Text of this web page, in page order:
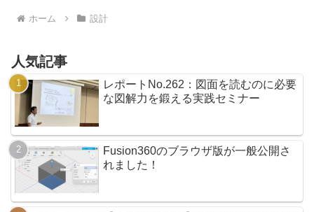
ホーム 設計
人気記事
レポートNo.262：図面を読むのに必要
な図解力を鍛える実践セミナー
Fusion360のブラウザ版が一般公開さ
れました！